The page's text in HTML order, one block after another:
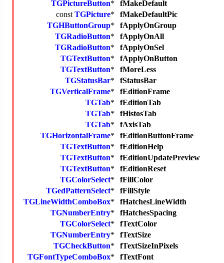
TGPictureButton*
fMakeDefault
const TGPicture*
fMakeDefaultPic
TGHButtonGroup*
fApplyOnGroup
TGRadioButton*
fApplyOnAll
TGRadioButton*
fApplyOnSel
TGTextButton*
fApplyOnButton
TGTextButton*
fMoreLess
TGStatusBar*
fStatusBar
TGVerticalFrame*
fEditionFrame
TGTab*
fEditionTab
TGTab*
fHistosTab
TGTab*
fAxisTab
TGHorizontalFrame*
fEditionButtonFrame
TGTextButton*
fEditionHelp
TGTextButton*
fEditionUpdatePreview
TGTextButton*
fEditionReset
TGColorSelect*
fFillColor
TGedPatternSelect*
fFillStyle
TGLineWidthComboBox*
fHatchesLineWidth
TGNumberEntry*
fHatchesSpacing
TGColorSelect*
fTextColor
TGNumberEntry*
fTextSize
TGCheckButton*
fTextSizeInPixels
TGFontTypeComboBox*
fTextFont